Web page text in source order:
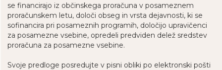
se financirajo iz občinskega proračuna v posameznem
proračunskem letu, določi obseg in vrsta dejavnosti, ki se
sofinancira pri posameznih programih, določijo upravičenci
za posamezne vsebine, opredeli predviden delež sredstev
proračuna za posamezne vsebine.
Svoje predloge posredujte v pisni obliki po elektronski pošti